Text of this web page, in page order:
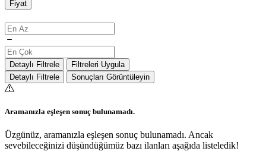
Fiyat
Detaylı Filtrele
Filtreleri Uygula
Detaylı Filtrele
Sonuçları Görüntüleyin
Aramanızla eşleşen sonuç bulunamadı.
Üzgünüz, aramanızla eşleşen sonuç bulunamadı. Ancak
sevebileceğinizi düşündüğümüz bazı ilanları aşağıda listeledik!